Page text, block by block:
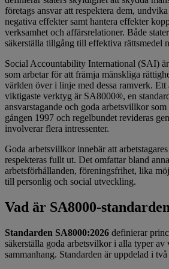
företags ansvar att respektera dem,
negativa effekter samt hantera effekter
verksamhet och affärsrelationer. Både
säkerställa tillgång till effektiva rättsmedel
Social Accountability International (SAI)
som arbetar för att främja mänskliga
världen över i linje med dessa ramverk. Ett
viktigaste verktyg är SA8000®, en
ansvarstagande och goda arbetsvillkor
gången 1997 och regelbundet revideras
involverar flera intressenter.
Goda arbetsvillkor innebär att
respekteras fullt ut. Det omfattar bland
arbetsförhållanden, föreningsfrihet, lika
till personlig och social utveckling.
Vad är SA8000-
Standarden SA8000:2026 definierar
säkerställa goda arbetsvilkor i alla typer av
sammanhang. Standarden är uppdelad i